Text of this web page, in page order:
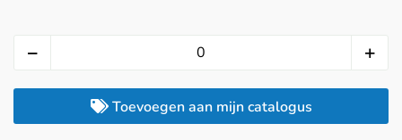
Toevoegen aan mijn catalogus